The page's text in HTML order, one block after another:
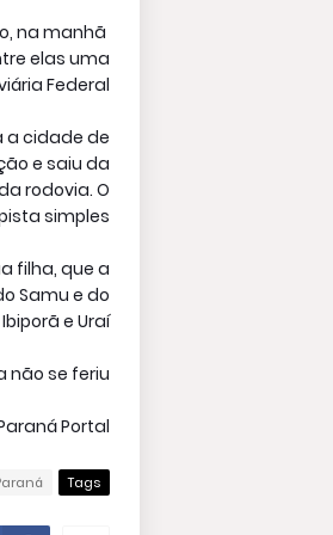
na manhã
elas uma
Federal.
a cidade de
e saiu da
rodovia. O
simples.
filha, que a
Samu e do
e Uraí.
se feriu.
Portal
Tags